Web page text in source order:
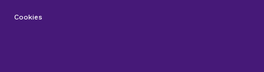
Cookies